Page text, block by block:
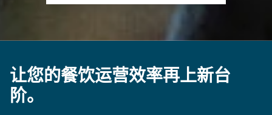
让您的餐饮运营效率再上新台
阶。